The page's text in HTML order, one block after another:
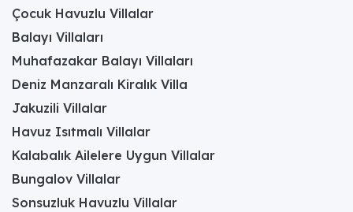
Çocuk Havuzlu Villalar
Balayı Villaları
Muhafazakar Balayı Villaları
Deniz Manzaralı Kiralık Villa
Jakuzili Villalar
Havuz Isıtmalı Villalar
Kalabalık Ailelere Uygun Villalar
Bungalov Villalar
Sonsuzluk Havuzlu Villalar